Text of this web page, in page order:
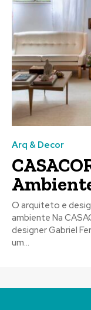
Arq & Decor
O arquiteto e
ambiente Na CASACOR São Paulo 2025, o arquiteto e
designer Gabriel
um...